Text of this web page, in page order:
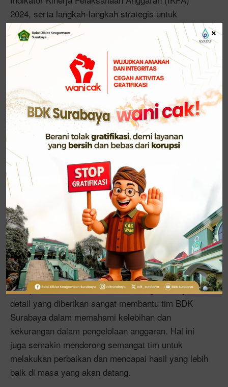
2024, serta langkah-langkah strategis untuk
meningkatkan kinerja pengelolaan anggaran pada
tahun 2025.
Dalam diskusi, Bapak Marno memberikan apresiasi
atas kinerja tim pengelola keuangan BDK Surabaya
dalam pengelolaan anggaran tahun 2024, yang telah
memperoleh penilaian IKPA dengan predikat “BAIK.”
Namun, ia juga menekankan pentingnya peningkatan
nilai IKPA untuk tahun ini agar tetap selaras dengan
target yang telah ditetapkan oleh Kementerian
Keuangan.
Sebagai bagian dari pembinaan, KPPN II Surabaya
memberikan beberapa rekomendasi yang dapat
dilakukan untuk pengelolaan anggaran tahun
berikutnya. Rekomendasi tersebut mencakup
strategi peningkatan efisiensi revisi anggaran,
optimalisasi penyerapan dana, serta penerapan
sistem monitoring yang lebih ketat guna memastikan
transparansi dan akuntabilitas keuangan. Penjelasan
detail yang diberikan sangat membantu tim BDK
Surabaya dalam memahami kelebihan dan
kekurangan dalam pengelolaan anggaran. Hal ini
juga semakin mendorong semangat tim untuk
melakukan perbaikan dan mencapai hasil yang lebih
baik di masa yang akan datang.
×